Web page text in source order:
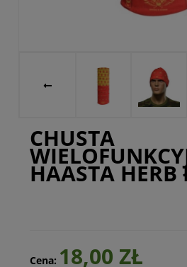
CHUSTA
HAASTA HERB
Cena: 18,00 ZŁ